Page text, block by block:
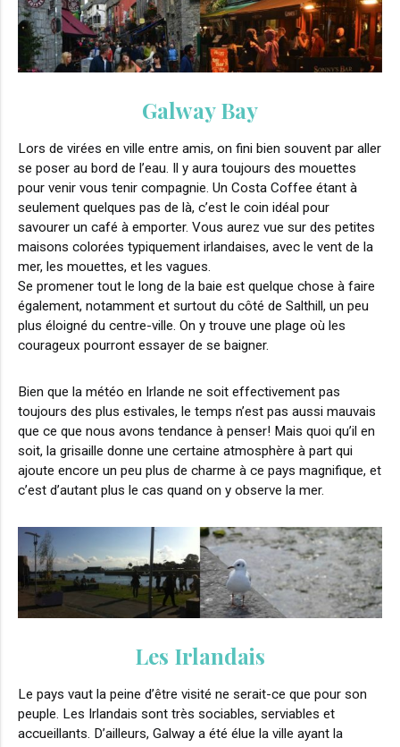
Galway Bay
Lors de virées en ville entre amis, on fini bien souvent par aller
se poser au bord de l’eau. Il y aura toujours des mouettes
pour venir vous tenir compagnie. Un Costa Coffee étant à
seulement quelques pas de là, c’est le coin idéal pour
savourer un café à emporter. Vous aurez vue sur des petites
maisons colorées typiquement irlandaises, avec le vent de la
mer, les mouettes, et les vagues.
Se promener tout le long de la baie est quelque chose à faire
également, notamment et surtout du côté de Salthill, un peu
plus éloigné du centre-ville. On y trouve une plage où les
courageux pourront essayer de se baigner.
Bien que la météo en Irlande ne soit effectivement pas
toujours des plus estivales, le temps n’est pas aussi mauvais
que ce que nous avons tendance à penser! Mais quoi qu’il en
soit, la grisaille donne une certaine atmosphère à part qui
ajoute encore un peu plus de charme à ce pays magnifique, et
c’est d’autant plus le cas quand on y observe la mer.
Les Irlandais
Le pays vaut la peine d’être visité ne serait-ce que pour son
peuple. Les Irlandais sont très sociables, serviables et
accueillants. D’ailleurs, Galway a été élue la ville ayant la